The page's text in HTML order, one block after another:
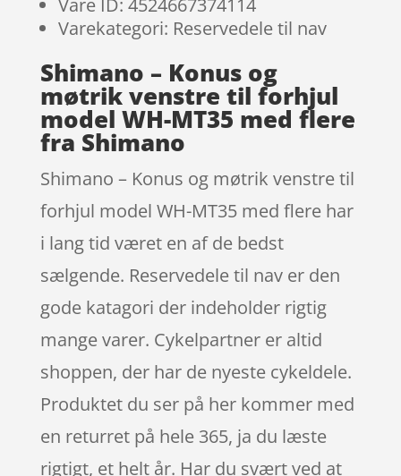
Varekategori: Reservedele til nav
Shimano – Konus og
møtrik venstre til forhjul
model WH-MT35 med flere
fra Shimano
Shimano – Konus og møtrik venstre til
forhjul model WH-MT35 med flere har
i lang tid været en af de bedst
sælgende. Reservedele til nav er den
gode katagori der indeholder rigtig
mange varer. Cykelpartner er altid
shoppen, der har de nyeste cykeldele.
Produktet du ser på her kommer med
en returret på hele 365, ja du læste
rigtigt, et helt år. Har du svært ved at